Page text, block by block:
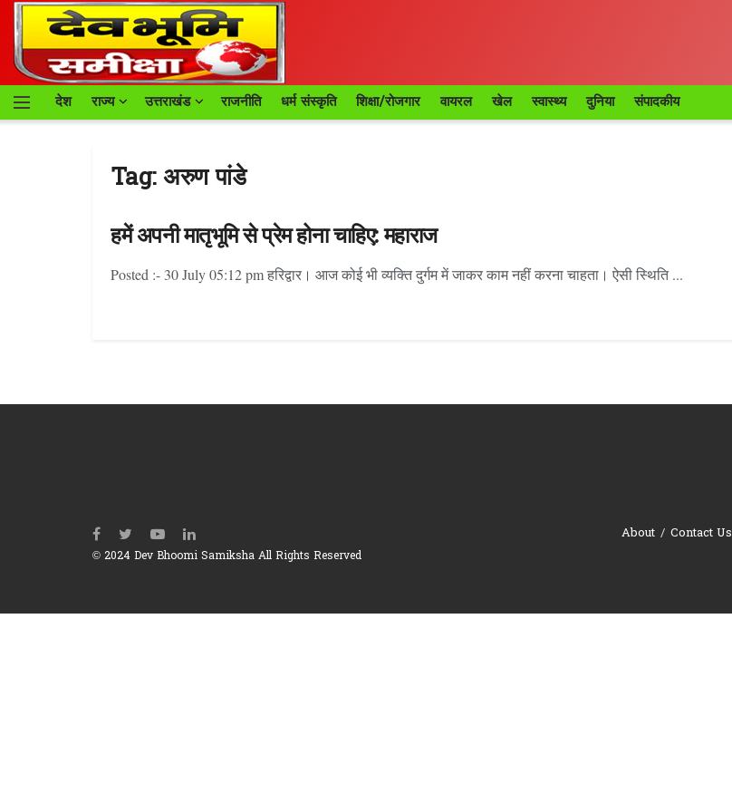
देश राज्य उत्तराखंड राजनीति धर्म संस्कृति शिक्षा/रोजगार वायरल खेल स्वास्थ्य दुनिया संपादकीय
Tag: अरुण पांडे
हमें अपनी मातृभूमि से प्रेम होना चाहिए: महाराज
Posted :- 30 July 05:12 pm हरिद्वार। आज कोई भी व्यक्ति दुर्गम में जाकर काम नहीं करना चाहता। ऐसी स्थिति ...
About Contact Us
© 2024 Dev Bhoomi Samiksha All Rights Reserved